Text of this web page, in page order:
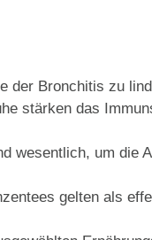
der Bronchitis zu
stärken das
wesentlich, um die
gelten als